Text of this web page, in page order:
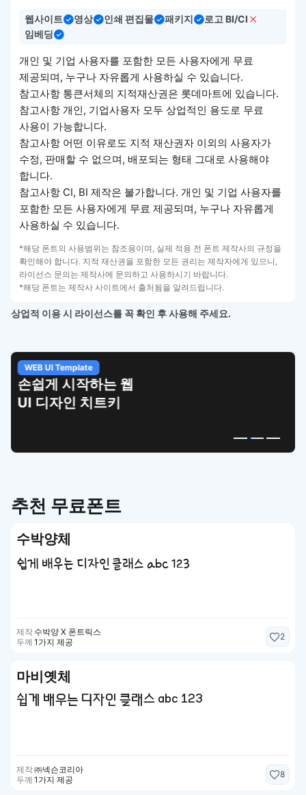
웹사이트 영상 인쇄 편집물 패키지
로고 BI/CI
임베딩
개인 및 기업 사용자를 포함한 모든 사용자에게 무료
제공되며, 누구나 자유롭게 사용하실 수 있습니다.
참고사항 통큰서체의 지적재산권은 롯데마트에 있습니다.
참고사항 개인, 기업사용자 모두 상업적인 용도로 무료
사용이 가능합니다.
참고사항 어떤 이유로도 지적 재산권자 이외의 사용자가
수정, 판매할 수 없으며, 배포되는 형태 그대로 사용해야
합니다.
참고사항 CI, BI 제작은 불가합니다. 개인 및 기업 사용자를
포함한 모든 사용자에게 무료 제공되며, 누구나 자유롭게
사용하실 수 있습니다.
*해당 폰트의 사용범위는 참조용이며, 실제 적용 전 폰트 제작사의 규정을
확인해야 합니다. 지적 재산권을 포함한 모든 권리는 제작자에게 있으니,
라이선스 문의는 제작사에 문의하고 사용하시기 바랍니다.
*해당 폰트는 제작사 사이트에서 출처됨을 알려드립니다.
상업적 이용 시 라이선스를 꼭 확인 후 사용해 주세요.
WEB UI Template
손쉽게 시작하는 웹
UI 디자인 치트키
추천 무료폰트
수박양체
쉽게 배우는 디자인 클래스 abc 123
제작 수박양 X 폰트릭스
두께 1가지 제공
2
마비옛체
쉽게 배우는 디자인 클래스 abc 123
제작㈜넥슨코리아
두께 1가지 제공
8